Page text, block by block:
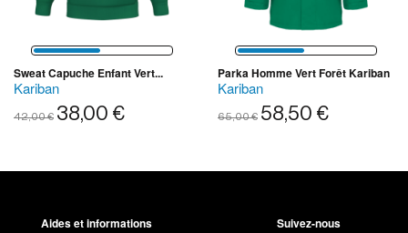
Sweat Capuche Enfant Vert...
Kariban
42,00 € 38,00 €
Parka Homme Vert Forêt Kariban
Kariban
65,00 € 58,50 €
Aides et informations Suivez-nous